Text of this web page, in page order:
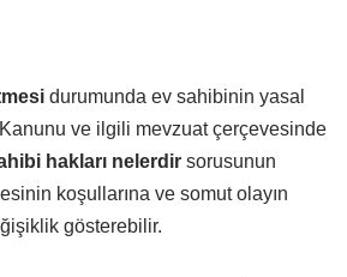
durumunda ev sahibinin yasal
ve ilgili mevzuat çerçevesinde
hakları nelerdir sorusunun
koşullarına ve somut olayın
gösterebilir.